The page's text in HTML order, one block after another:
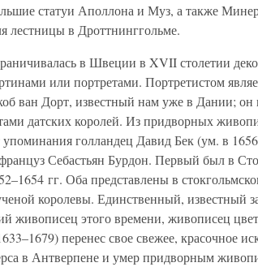
статуи Аполлона и Муз, а также
лестницы в Дроттнинггольме.
в Швеции в XVII столетии
или портретами. Портретистом
ван Дорт, известный нам уже в Дании; он
датских королей. Из придворных
голландец Давид Бек (ум. в
Себастьян Бурдон. Первый был в
гг. Оба представлены в
королевы. Единственный, известный
живописец этого времени, живописец
перенес свое свежее, красочное
в Антверпене и умер придворным